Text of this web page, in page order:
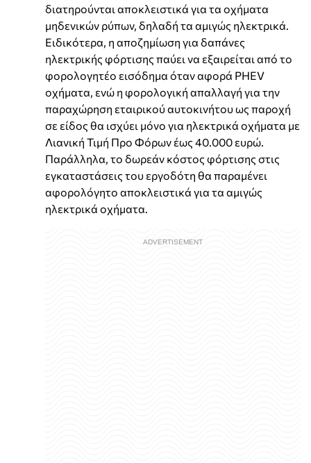
διατηρούνται αποκλειστικά για τα οχήματα
μηδενικών ρύπων, δηλαδή τα αμιγώς ηλεκτρικά.
Ειδικότερα, η αποζημίωση για δαπάνες
ηλεκτρικής φόρτισης παύει να εξαιρείται από το
φορολογητέο εισόδημα όταν αφορά PHEV
οχήματα, ενώ η φορολογική απαλλαγή για την
παραχώρηση εταιρικού αυτοκινήτου ως παροχή
σε είδος θα ισχύει μόνο για ηλεκτρικά οχήματα με
Λιανική Τιμή Προ Φόρων έως 40.000 ευρώ.
Παράλληλα, το δωρεάν κόστος φόρτισης στις
εγκαταστάσεις του εργοδότη θα παραμένει
αφορολόγητο αποκλειστικά για τα αμιγώς
ηλεκτρικά οχήματα.